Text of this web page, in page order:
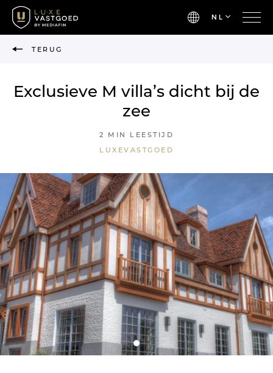
NL
TERUG
Exclusieve M villa’s dicht bij de
zee
2 MIN LEESTIJD
LUXEVASTGOED